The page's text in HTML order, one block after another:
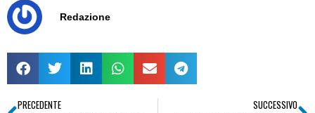
Redazione
PRECEDENTE SUCCESSIVO